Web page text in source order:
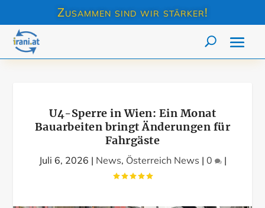
Zusammen sind wir stärker!
U4-Sperre in Wien: Ein Monat
Bauarbeiten bringt Änderungen für
Fahrgäste
Juli 6, 2026 | News, Österreich News | 0 |